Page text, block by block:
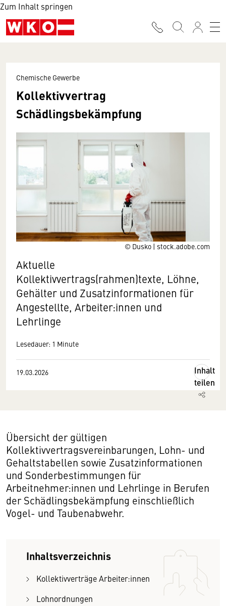
Zum Inhalt springen
© Dusko | stock.adobe.com
Chemische Gewerbe
Kollektivvertrag
Schädlingsbekämpfung
Aktuelle
Kollektivvertrags(rahmen)texte, Löhne,
Gehälter und Zusatzinformationen für
Angestellte, Arbeiter:innen und
Lehrlinge
Lesedauer: 1 Minute
19.03.2026
Inhalt
teilen
Übersicht der gültigen
Kollektivvertragsvereinbarungen, Lohn- und
Gehaltstabellen sowie Zusatzinformationen
und Sonderbestimmungen für
Arbeitnehmer:innen und Lehrlinge in Berufen
der Schädlingsbekämpfung einschließlich
Vogel- und Taubenabwehr.
Inhaltsverzeichnis
Kollektivverträge Arbeiter:innen
Lohnordnungen